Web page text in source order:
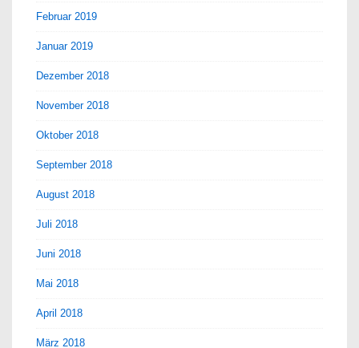
Februar 2019
Januar 2019
Dezember 2018
November 2018
Oktober 2018
September 2018
August 2018
Juli 2018
Juni 2018
Mai 2018
April 2018
März 2018